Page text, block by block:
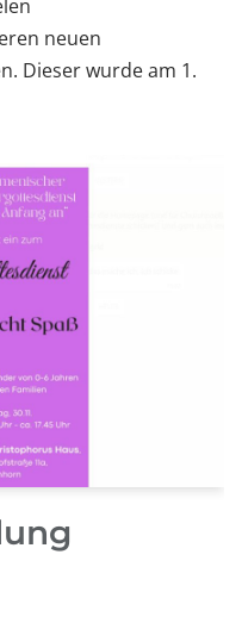
neuen
Dieser wurde am 1.